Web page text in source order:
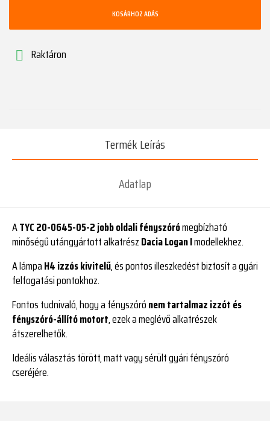
KOSÁRHOZ ADÁS
 Raktáron
Termék Leírás
Adatlap
ATYC 20-0645-05-2 jobb oldali fényszórómegbízható
minőségű utángyártott alkatrészDacia Logan Imodellekhez.
A lámpaH4 izzós kivitelű, és pontos illeszkedést biztosít a gyári
felfogatási pontokhoz.
Fontos tudnivaló, hogy a fényszórónem tartalmaz izzót és
fényszóró-állító motort, ezek a meglévő alkatrészek
átszerelhetők.
Ideális választás törött, matt vagy sérült gyári fényszóró
cseréjére.